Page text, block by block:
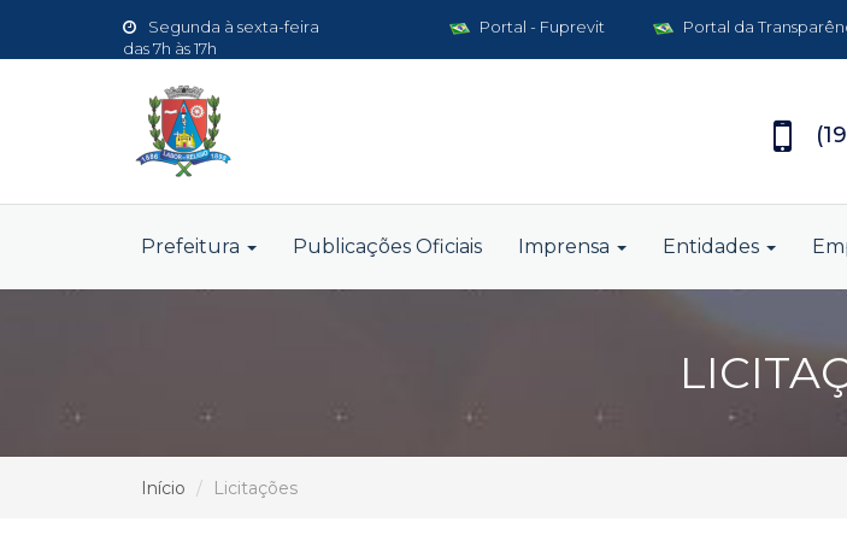
Segunda à sexta-feira
das 7h às 17h
Portal da
Portal - Fuprevit
Prefeitura Publicações Oficiais Imprensa Entidades
Início Licitações